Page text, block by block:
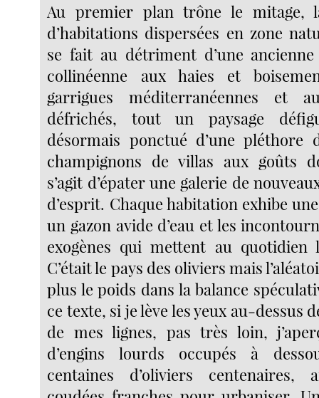
Au premier plan trône le mitage,
d’habitations dispersées en zone
se fait au détriment d’une ancienne
collinéenne aux haies et
garrigues méditerranéennes et
défrichés, tout un paysage
désormais ponctué d’une pléthore
champignons de villas aux goûts
s’agit d’épater une galerie de
d’esprit. Chaque habitation exhibe
un gazon avide d’eau et les
exogènes qui mettent au quotidien
C’était le pays des oliviers mais
plus le poids dans la balance
ce texte, si je lève les yeux au-dessus
de mes lignes, pas très loin,
d’engins lourds occupés à
centaines d’oliviers centenaires,